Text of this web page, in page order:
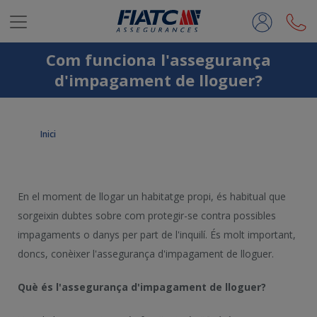
Salta al contingut principal
Com funciona l'assegurança
d'impagament de lloguer?
Inici
En el moment de llogar un habitatge propi, és habitual que
sorgeixin dubtes sobre com protegir-se contra possibles
impagaments o danys per part de l'inquilí. És molt important,
doncs, conèixer l'assegurança d'impagament de lloguer.
Què és l'assegurança d'impagament de lloguer?